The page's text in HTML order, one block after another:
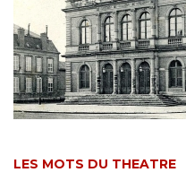
LES MOTS DU THEATRE